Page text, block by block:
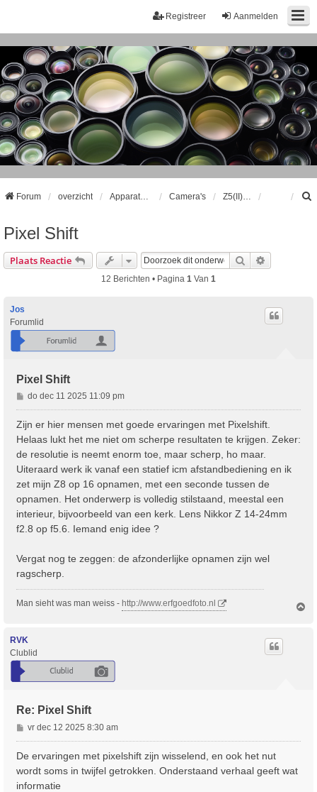
Aanmelden
Registreer
Forum overzicht Camera's
Pixel Shift
Plaats Reactie Zoek
12 Berichten • Pagina 1 Van 1
Jos
Forumlid
Pixel Shift
B
e
r
h
t
do dec 11 2025 11:09 pm
Zijn er hier mensen met goede ervaringen met Pixelshift.
Helaas lukt het me niet om scherpe resultaten te krijgen. Zeker:
de resolutie is neemt enorm toe, maar scherp, ho maar.
Uiteraard werk ik vanaf een statief icm afstandbediening en ik
zet mijn Z8 op 16 opnamen, met een seconde tussen de
opnamen. Het onderwerp is volledig stilstaand, meestal een
interieur, bijvoorbeeld van een kerk. Lens Nikkor Z 14-24mm
f2.8 op f5.6. Iemand enig idee ?
Vergat nog te zeggen: de afzonderlijke opnamen zijn wel
ragscherp.
Man sieht was man weiss - http://www.erfgoedfoto.nl
RVK
Clublid
Re: Pixel Shift
B
e
r
vr dec 12 2025 8:30 am
De ervaringen met pixelshift zijn wisselend, en ook het nut
wordt soms in twijfel getrokken. Onderstaand verhaal geeft wat
informatie